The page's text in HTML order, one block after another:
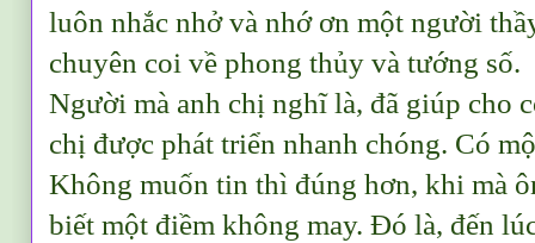
luôn nhắc nhở và nhớ ơn một người
chuyên coi về phong thủy và tướng số.
Người mà anh chị nghĩ là, đã giúp cho
chị được phát triển nhanh chóng. Có
Không muốn tin thì đúng hơn, khi mà
biết một điềm không may. Đó là, đến